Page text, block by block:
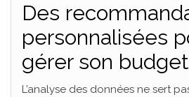
Des
personnalisées
gérer son budget
L’analyse des données ne sert